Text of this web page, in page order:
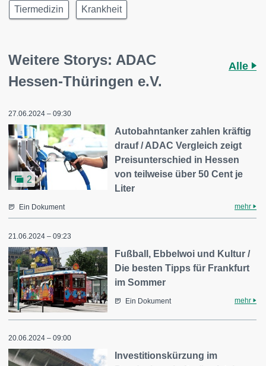
Tiermedizin Krankheit
Weitere Storys: ADAC
Hessen-Thüringen e.V.
Alle
27.06.2024 – 09:30
2
Autobahntanker zahlen kräftig
drauf / ADAC Vergleich zeigt
Preisunterschied in Hessen
von teilweise über 50 Cent je
Liter
Ein Dokument mehr
21.06.2024 – 09:23
Fußball, Ebbelwoi und Kultur /
Die besten Tipps für Frankfurt
im Sommer
Ein Dokument mehr
20.06.2024 – 09:00
Investitionskürzung im